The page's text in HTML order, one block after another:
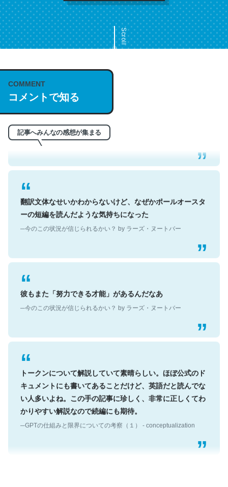
Scroll
COMMENT
コメントで知る
記事へみんなの感想が集まる
これは名文。彼はとてもクレバーなんだろうなと凄く思
う。英語少しでも読める人は原文もお勧め。自分はこの流
─今のこの状況が信じられるかい？ by ラーズ・ヌートバー
翻訳文体なせいかわからないけど、なぜかポールオースタ
ーの短編を読んだような気持ちになった
彼もまた「努力できる才能」があるんだなあ
トークンについて解説していて素晴らしい。ほぼ公式のド
キュメントにも書いてあることだけど、英語だと読んでな
い人多いよね。この手の記事に珍しく、非常に正しくてわ
かりやすい解説なので続編にも期待。